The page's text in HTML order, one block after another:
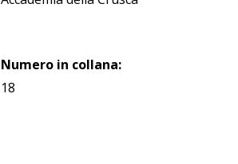
Numero in collana:
18